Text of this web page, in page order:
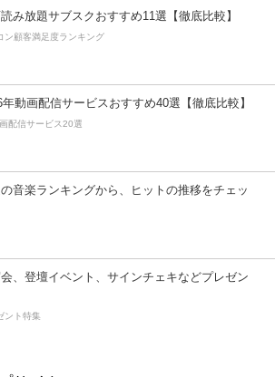
み放題サブスクおすすめ11選【徹底比較】
ン顧客満足度ランキング
年動画配信サービスおすすめ40選【徹底比較】
配信サービス20選
音楽ランキングから、ヒットの推移をチェッ
、登壇イベント、サインチェキなどプレゼン
ント特集